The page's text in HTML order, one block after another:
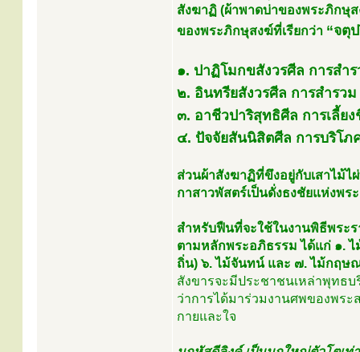
สังฆาฏิ (ผ้าพาดบ่าของพระภิกษุส
ของพระภิกษุสงฆ์ที่เรียกว่า “จตุ
๑. ปาฏิโมกขสังวรศีล การสำ
๒. อินทรียสังวรศีล การสำรว
๓. อาชีวปาริสุทธิศีล การเลี้ย
๔. ปัจจัยสันนิสิตศีล การบริโภ
ส่วนผ้าสังฆาฏิที่ขึงอยู่กับเสาไม้ไ
กาสาวพัสตร์เป็นดั่งธงชัยแห่งพร
สำหรับฟืนที่จะใช้ในงานพิธีพระ
ตามหลักพระอภิธรรม ได้แก่ ๑.
ถิ่น) ๖. ไม้จันทน์ และ ๗. ไม้กฤษ
สังขารจะมีประชาชนเหล่าพุทธบ
ว่าการได้มาร่วมงานศพของพระ
กายและใจ